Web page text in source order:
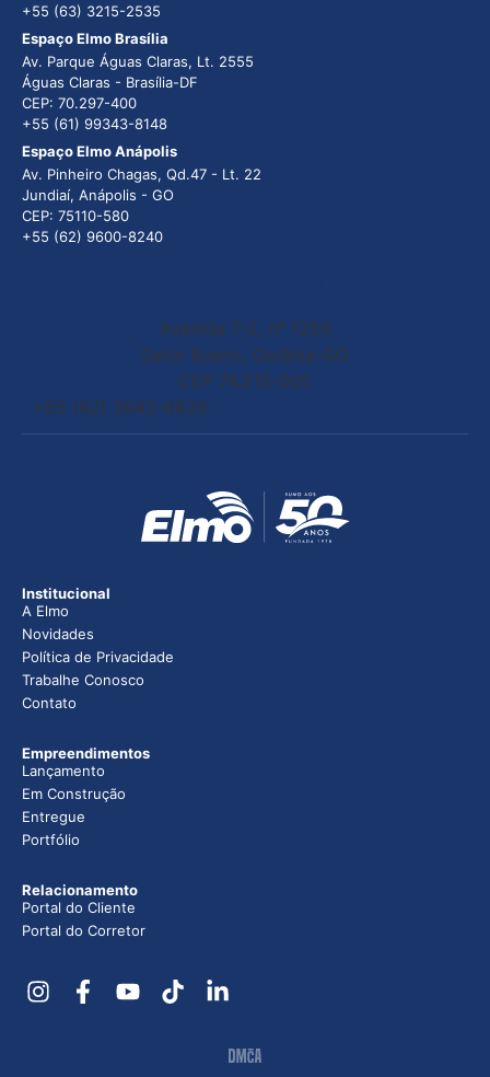
+55 (63) 3215-2535
Espaço Elmo Brasília
Av. Parque Águas Claras, Lt. 2555
Águas Claras - Brasília-DF
CEP: 70.297-400
+55 (61) 99343-8148
Espaço Elmo Anápolis
Av. Pinheiro Chagas, Qd.47 - Lt. 22
Jundiaí, Anápolis - GO
CEP: 75110-580
+55 (62) 9600-8240
Avenida T-2, nº 1258
Setor Bueno, Goiânia-GO
CEP 74.215-005
+55 (62) 3942-6620
Institucional
A Elmo
Novidades
Política de Privacidade
Trabalhe Conosco
Contato
Empreendimentos
Lançamento
Em Construção
Entregue
Portfólio
Relacionamento
Portal do Cliente
Portal do Corretor